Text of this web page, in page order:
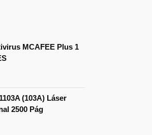
MCAFEE Plus 1
(103A) Láser
2500 Pág